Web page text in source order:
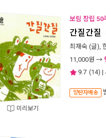
미리보기
보림 창립 50
간질간질
최재숙 (글),
11,000원 →
9.7 (14) |
양탄자배송